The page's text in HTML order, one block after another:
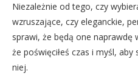
Niezależnie od tego, czy
wzruszające, czy eleganckie,
sprawi, że będą one
że poświęciłeś czas i myśl,
niej.